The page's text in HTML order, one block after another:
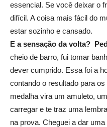
essencial. Se você deixar o
difícil. A coisa mais fácil do
estar sozinho e cansado.
E a sensação da volta?
cheio de barro, fui tomar
dever cumprido. Essa foi a
contando o resultado para
medalha vira um amuleto,
carregar e te traz uma
na prova. Cheguei a dar